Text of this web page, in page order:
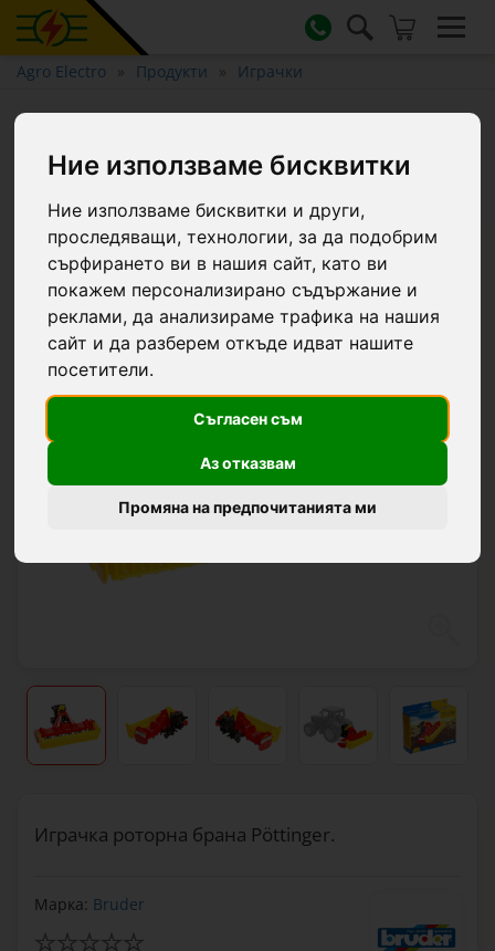
Ние използваме бисквитки
Ние използваме бисквитки и други,
проследяващи, технологии, за да подобрим
сърфирането ви в нашия сайт, като ви
покажем персонализирано съдържание и
реклами, да анализираме трафика на нашия
сайт и да разберем откъде идват нашите
посетители.
Съгласен съм
Аз отказвам
Промяна на предпочитанията ми
Agro Electro Продукти Играчки
Pöttinger
Играчка роторна брана Pöttinger.
Марка: Bruder